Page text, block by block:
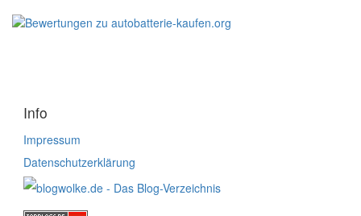
Info
Impressum
Datenschutzerklärung